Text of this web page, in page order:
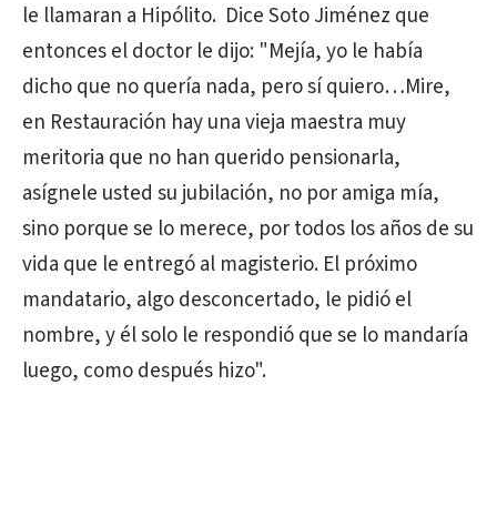
le llamaran a Hipólito. Dice Soto Jiménez que
entonces el doctor le dijo: "Mejía, yo le había
dicho que no quería nada, pero sí quiero…Mire,
en Restauración hay una vieja maestra muy
meritoria que no han querido pensionarla,
asígnele usted su jubilación, no por amiga mía,
sino porque se lo merece, por todos los años de su
vida que le entregó al magisterio. El próximo
mandatario, algo desconcertado, le pidió el
nombre, y él solo le respondió que se lo mandaría
luego, como después hizo".